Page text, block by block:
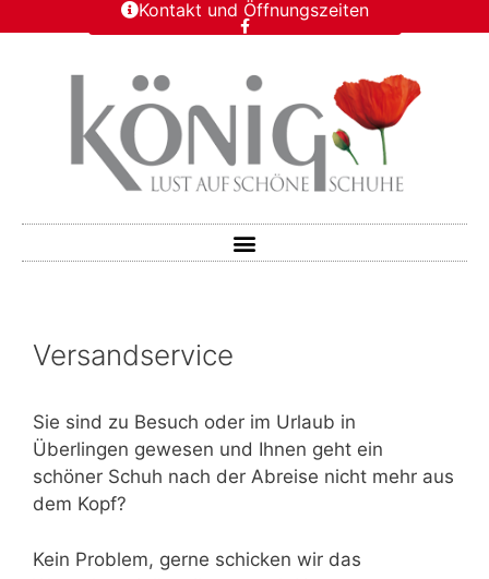
Kontakt und Öffnungszeiten
Versandservice
Sie sind zu Besuch oder im Urlaub in
Überlingen gewesen und Ihnen geht ein
schöner Schuh nach der Abreise nicht mehr aus
dem Kopf?
Kein Problem, gerne schicken wir das